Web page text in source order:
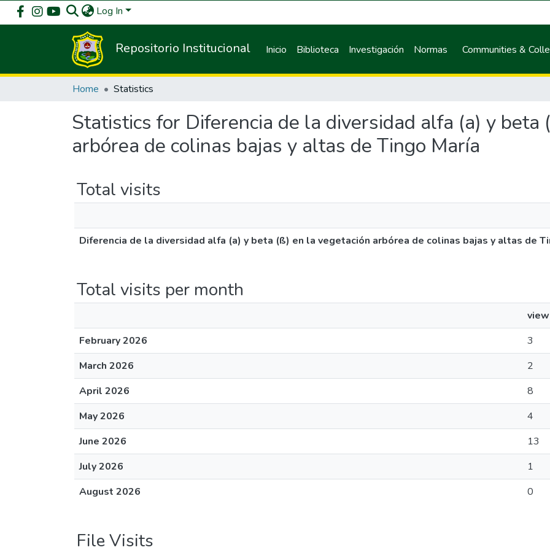
Log In
Repositorio Institucional Inicio Biblioteca Investigación Normas Communities &
Home Statistics
Statistics for Diferencia de la diversidad alfa (a) y beta
arbórea de colinas bajas y altas de Tingo María
Total visits
Diferencia de la diversidad alfa (a) y beta (ß) en la vegetación arbórea de colinas bajas y altas de
Total visits per month
February 2026
3
March 2026
2
April 2026
8
May 2026
4
June 2026
13
July 2026
1
August 2026
0
File Visits